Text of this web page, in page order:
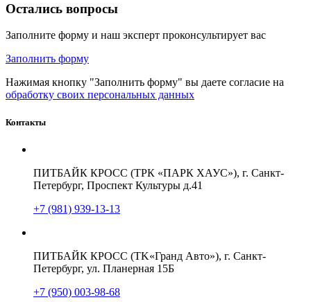
Остались вопросы
Заполните форму и наш эксперт проконсультирует вас
Заполнить форму
Нажимая кнопку "Заполнить форму" вы даете согласие на
обработку своих персональных данных
Контакты
ПИТБАЙК КРОСС (ТРК «ПАРК ХАУС»), г. Санкт-
Петербург, Проспект Культуры д.41
+7 (981) 939-13-13
ПИТБАЙК КРОСС (TK«Гранд Авто»), г. Санкт-
Петербург, ул. Планерная 15Б
+7 (950) 003-98-68